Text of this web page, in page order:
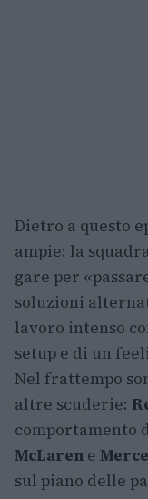
Dietro a questo
ampie: la
gare per
soluzioni
lavoro intenso
setup e di un
Nel frattempo
altre scuderie:
comportamento
McLaren e
sul piano delle